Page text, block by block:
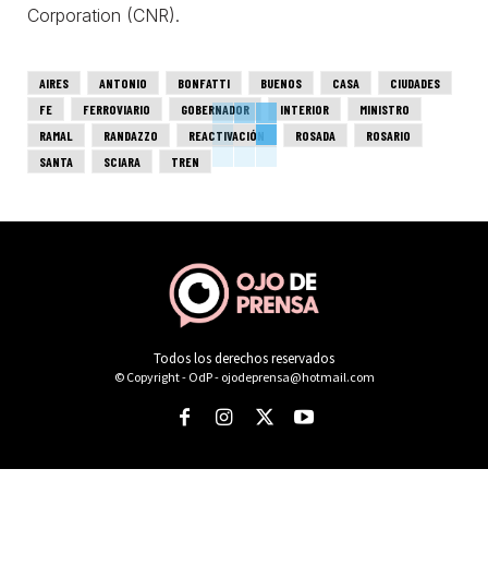
Corporation (CNR).
AIRES ANTONIO BONFATTI BUENOS CASA
CIUDADES
FE
FERROVIARIO GOBERNADOR INTERIOR
MINISTRO
RAMAL
RANDAZZO REACTIVACIÓN ROSADA
ROSARIO
SANTA
SCIARA TREN
Todos los derechos reservados
© Copyright - OdP - ojodeprensa@hotmail.com